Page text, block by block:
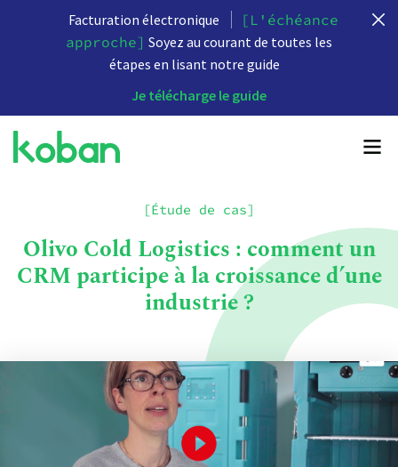
Facturation électronique
[L'échéance
approche] Soyez au courant de toutes les
étapes en lisant notre guide
Je télécharge le guide
[Étude de cas]
Olivo Cold Logistics : comment un
CRM participe à la croissance d’une
industrie ?